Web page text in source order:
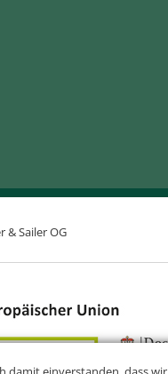
& Sailer OG